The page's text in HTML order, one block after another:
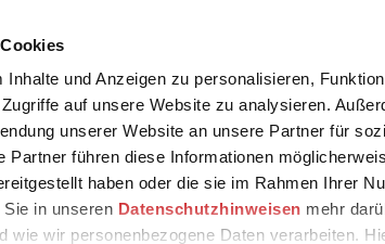
und Anzeigen zu personalisieren,
auf unsere Website zu analysieren.
unserer Website an unsere Partner für
Partner führen diese Informationen
haben oder die sie im Rahmen Ihrer
in unseren Datenschutzhinweisen mehr
wie wir personenbezogene Daten verarbeiten.